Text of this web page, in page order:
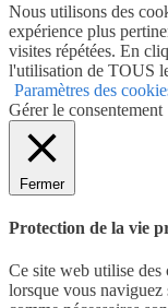
Nous utilisons des
expérience plus
visites répétées. En
l'utilisation de TOUS
Paramètres des
Gérer le consentement
Fermer
Protection de la vie
Ce site web utilise
lorsque vous naviguez